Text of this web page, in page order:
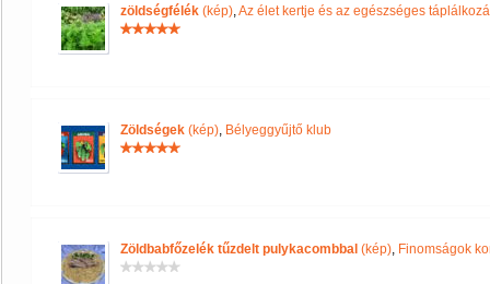
zöldségfélék (kép),Az élet kertje és az egészséges
Zöldségek (kép), Bélyeggyűjtő klub
Zöldbabfőzelék tűzdelt pulykacombbal (kép), Finomságok